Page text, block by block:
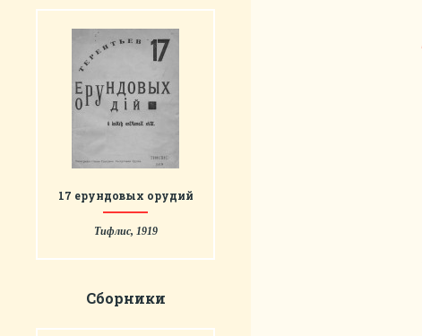
17 ерундовых орудий
Тифлис, 1919
Сборники